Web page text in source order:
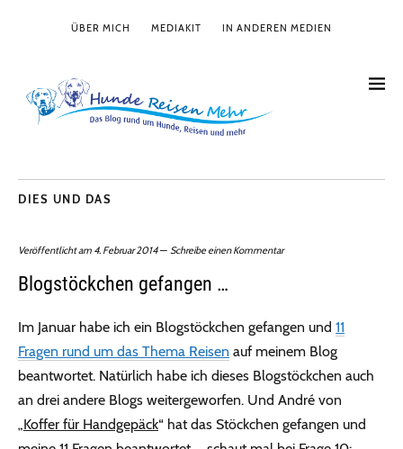
ÜBER MICH MEDIAKIT IN ANDEREN MEDIEN
DIES UND DAS
Veröffentlicht am 4. Februar 2014 Schreibe einen Kommentar
Blogstöckchen gefangen …
Im Januar habe ich ein Blogstöckchen gefangen und 11
Fragen rund um das Thema Reisen auf meinem Blog
beantwortet. Natürlich habe ich dieses Blogstöckchen auch
an drei andere Blogs weitergeworfen. Und André von
„Koffer für Handgepäck“ hat das Stöckchen gefangen und